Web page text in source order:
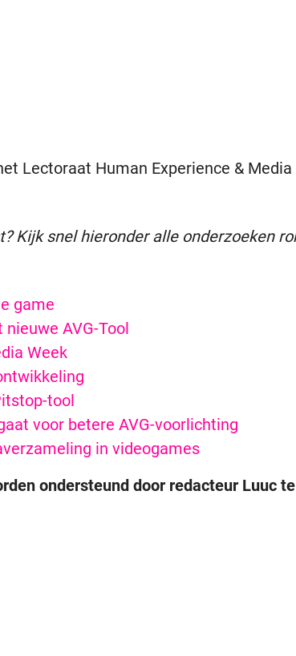
Lectoraat Human Experience & Media
Kijk snel hieronder alle onderzoeken
game
AVG-Tool
Week
tool
voor betere AVG-voorlichting
in videogames
ondersteund door redacteur Luuc